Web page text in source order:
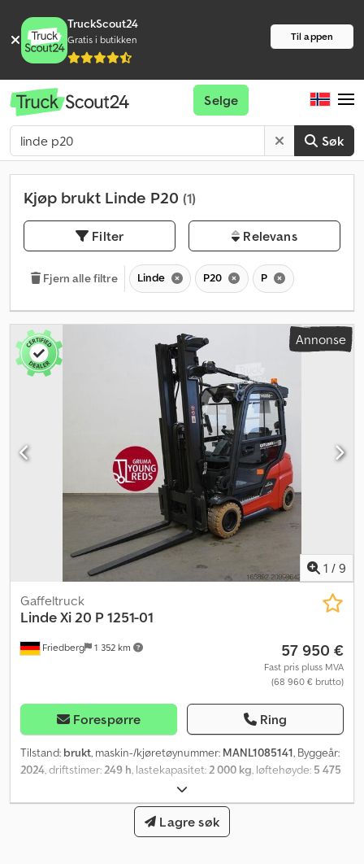
TruckScout24
Gratis i butikken Til appen
Søk
Selge
Kjøp brukt Linde P20 (1)
Filter Relevans
Fjern alle filtre Linde P20 P
Annonse
1 / 9
Friedberg 1 352 km
Gaffeltruck
LindeXi 20 P 1251-01
57 950 €
Fast pris pluss MVA
(68 960 € brutto)
Forespørre Ring
Tilstand: brukt, maskin-/kjøretøynummer: MANL1085141, Byggeår:
2024, driftstimer:249 h, lastekapasitet:2 000 kg, løftehøyde: 5 475
, lastsenter:
triplex, batterispenning:90 V, gaffelbærerbredde:980 mm,
, forhjul dekkdimensjon:
16x6-8, egenvekt:3 916 kg
Lagre søk